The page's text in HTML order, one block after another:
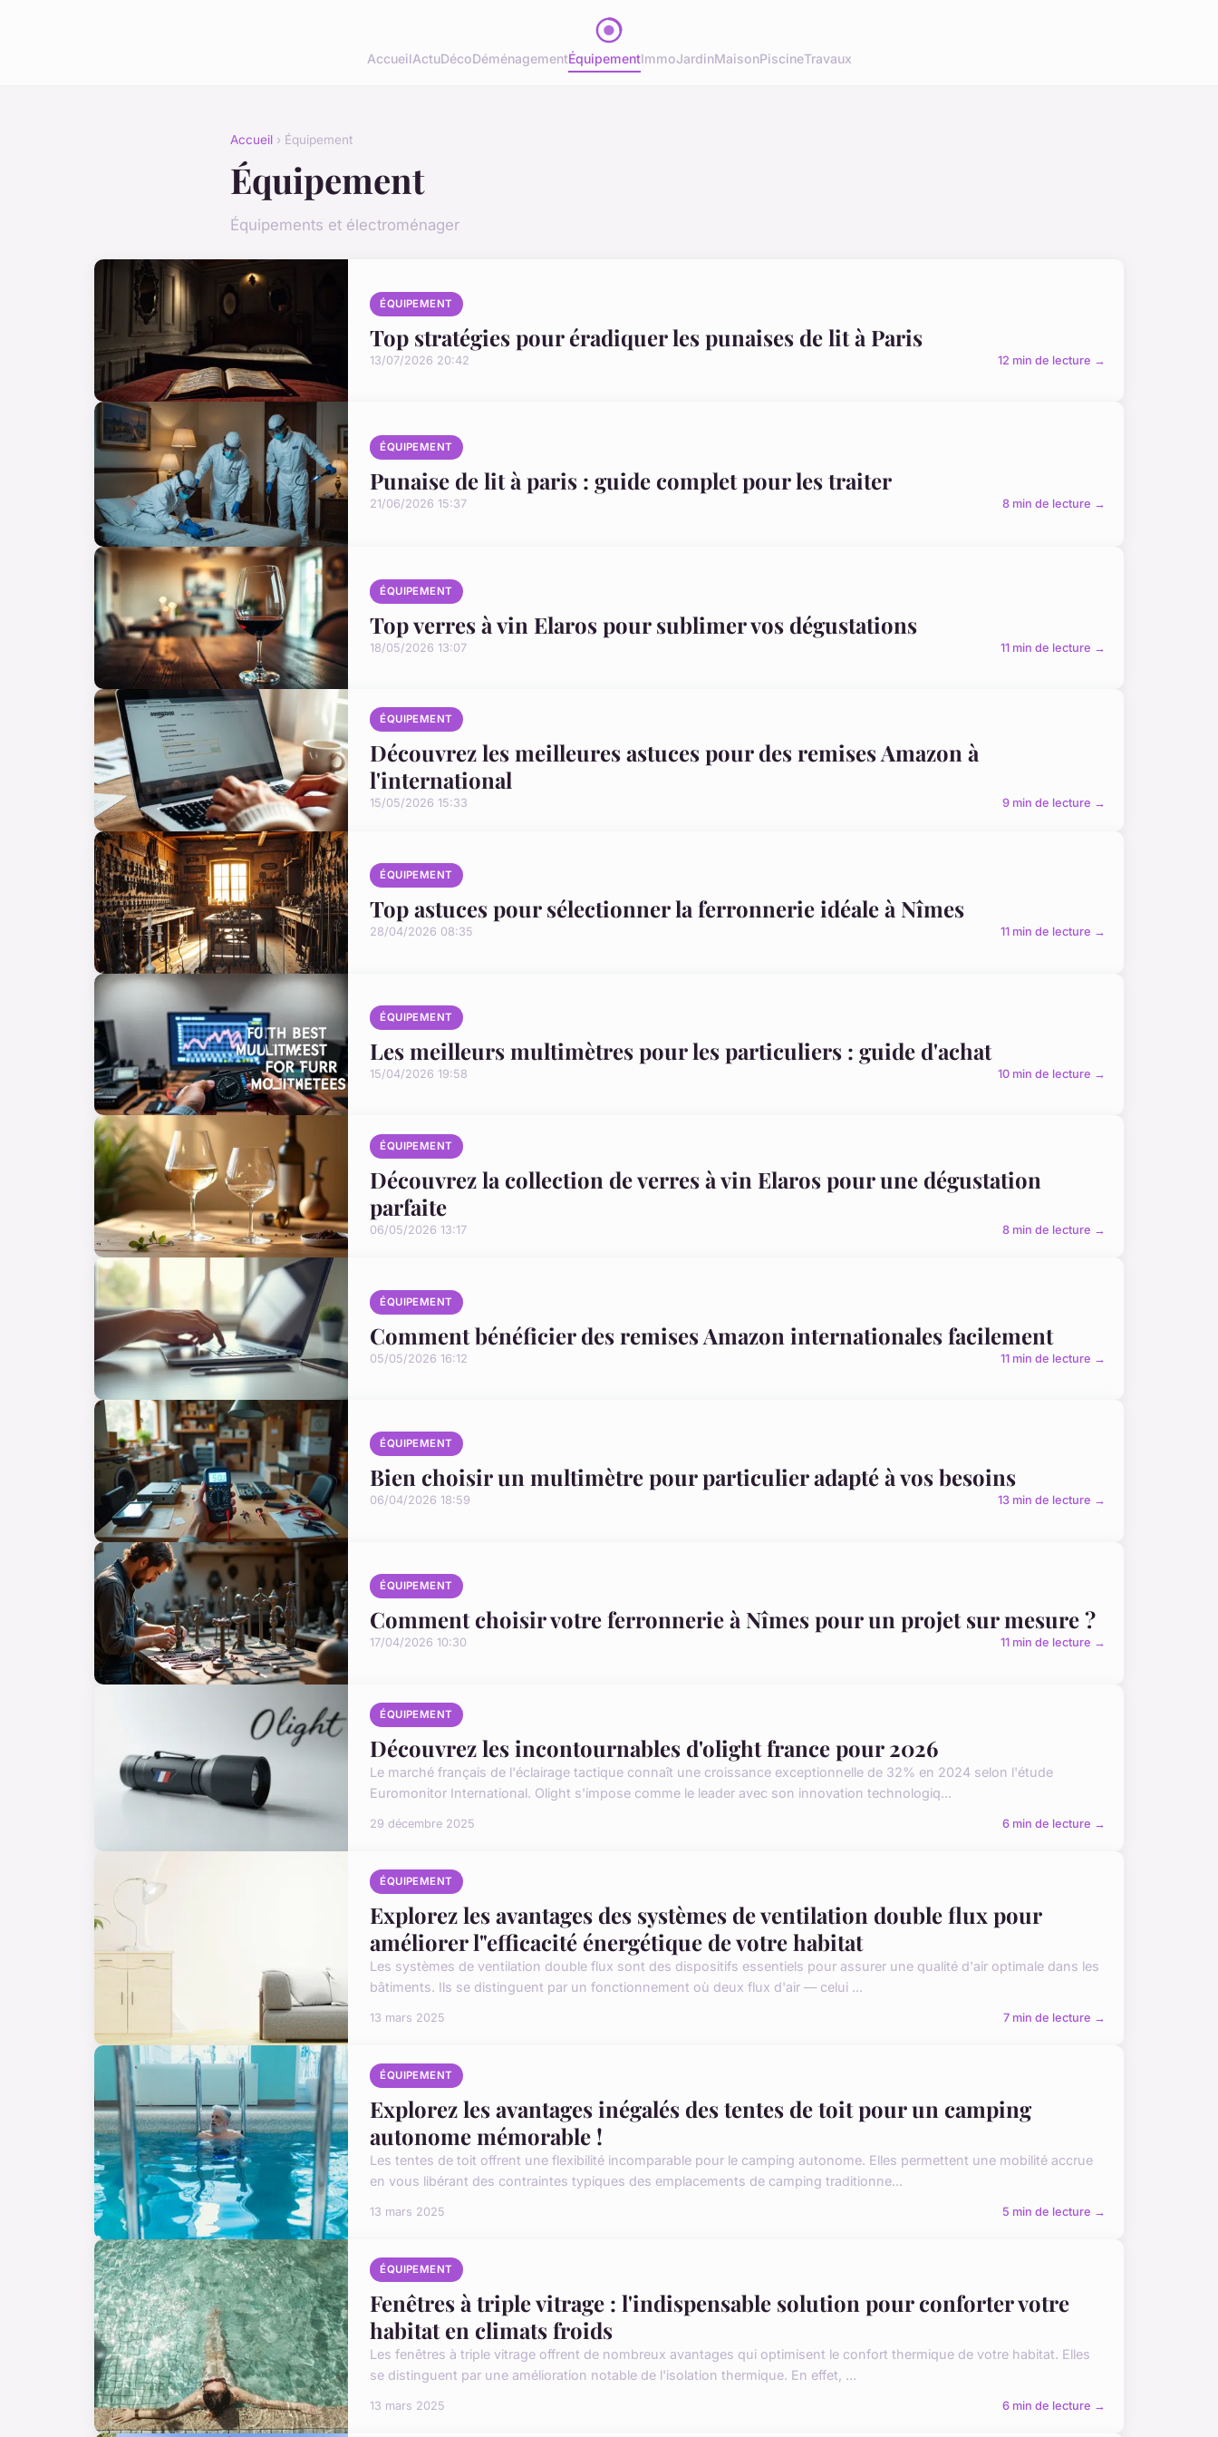
AccueilActuDécoDéménagementÉquipementImmoJardinMaisonPiscineTravaux
Accueil › Équipement
Équipement
Équipements et électroménager
ÉQUIPEMENT
Top stratégies pour éradiquer les punaises de lit à Paris
13/07/2026 20:42 12 min de lecture →
ÉQUIPEMENT
Punaise de lit à paris : guide complet pour les traiter
21/06/2026 15:37 8 min de lecture →
ÉQUIPEMENT
Top verres à vin Elaros pour sublimer vos dégustations
18/05/2026 13:07 11 min de lecture →
ÉQUIPEMENT
Découvrez les meilleures astuces pour des remises Amazon à
l'international
15/05/2026 15:33 9 min de lecture →
ÉQUIPEMENT
Top astuces pour sélectionner la ferronnerie idéale à Nîmes
28/04/2026 08:35 11 min de lecture →
ÉQUIPEMENT
Les meilleurs multimètres pour les particuliers : guide d'achat
15/04/2026 19:58 10 min de lecture →
ÉQUIPEMENT
Découvrez la collection de verres à vin Elaros pour une dégustation
parfaite
06/05/2026 13:17 8 min de lecture →
ÉQUIPEMENT
Comment bénéficier des remises Amazon internationales facilement
05/05/2026 16:12 11 min de lecture →
ÉQUIPEMENT
Bien choisir un multimètre pour particulier adapté à vos besoins
06/04/2026 18:59 13 min de lecture →
ÉQUIPEMENT
Comment choisir votre ferronnerie à Nîmes pour un projet sur mesure ?
17/04/2026 10:30 11 min de lecture →
ÉQUIPEMENT
Découvrez les incontournables d'olight france pour 2026
Le marché français de l'éclairage tactique connaît une croissance exceptionnelle de 32% en 2024 selon l'étude
Euromonitor International. Olight s'impose comme le leader avec son innovation technologiq...
29 décembre 2025 6 min de lecture →
ÉQUIPEMENT
Explorez les avantages des systèmes de ventilation double flux pour
améliorer l"efficacité énergétique de votre habitat
Les systèmes de ventilation double flux sont des dispositifs essentiels pour assurer une qualité d'air optimale dans les
bâtiments. Ils se distinguent par un fonctionnement où deux flux d'air — celui ...
13 mars 2025 7 min de lecture →
ÉQUIPEMENT
Explorez les avantages inégalés des tentes de toit pour un camping
autonome mémorable !
Les tentes de toit offrent une flexibilité incomparable pour le camping autonome. Elles permettent une mobilité accrue
en vous libérant des contraintes typiques des emplacements de camping traditionne...
13 mars 2025 5 min de lecture →
ÉQUIPEMENT
Fenêtres à triple vitrage : l'indispensable solution pour conforter votre
habitat en climats froids
Les fenêtres à triple vitrage offrent de nombreux avantages qui optimisent le confort thermique de votre habitat. Elles
se distinguent par une amélioration notable de l'isolation thermique. En effet, ...
13 mars 2025 6 min de lecture →